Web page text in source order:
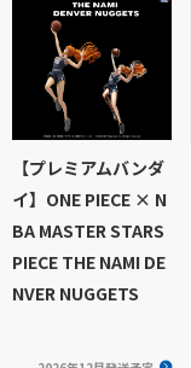
【プレミアムバンダ
イ】ONE PIECE × N
BA MASTER STARS
PIECE THE NAMI DE
NVER NUGGETS